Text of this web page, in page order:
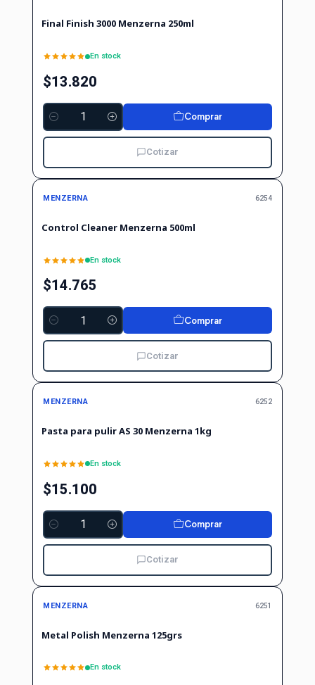
Final Finish 3000 Menzerna 250ml
En stock
$13.820
Cantidad
Comprar
Cotizar
MENZERNA 6254
Control Cleaner Menzerna 500ml
En stock
$14.765
Cantidad
Comprar
Cotizar
MENZERNA 6252
Pasta para pulir AS 30 Menzerna 1kg
En stock
$15.100
Cantidad
Comprar
Cotizar
MENZERNA 6251
Metal Polish Menzerna 125grs
En stock